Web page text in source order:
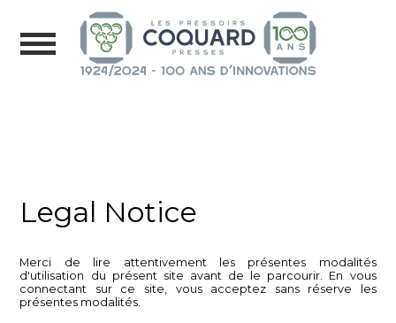
Legal Notice
Merci de lire attentivement les présentes modalités
d'utilisation du présent site avant de le parcourir. En vous
connectant sur ce site, vous acceptez sans réserve les
présentes modalités.